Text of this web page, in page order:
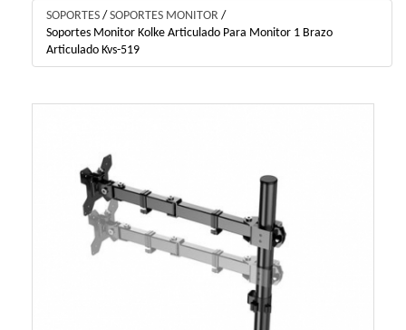
SOPORTES / SOPORTES MONITOR /
Soportes Monitor Kolke Articulado Para Monitor 1 Brazo
Articulado Kvs-519